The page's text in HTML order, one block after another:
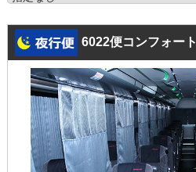
6022便コンフォート